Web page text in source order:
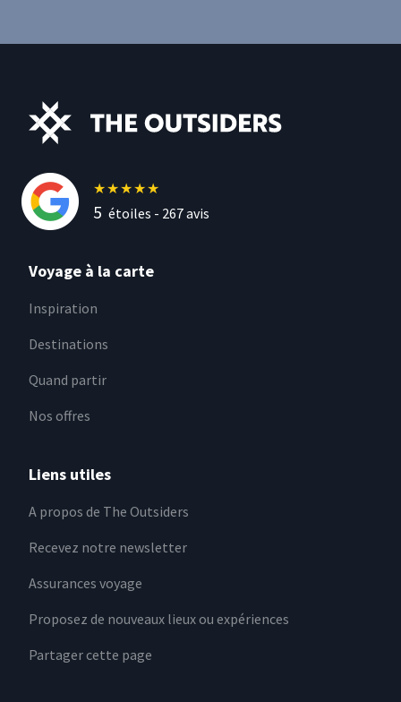
★★★★★
5 étoiles - 267avis
Voyage à la carte
Inspiration
Destinations
Quand partir
Nos offres
Liens utiles
A propos de The Outsiders
Recevez notre newsletter
Assurances voyage
Proposez de nouveaux lieux ou expériences
Partager cette page